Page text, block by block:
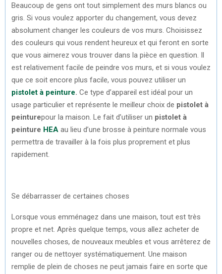
Beaucoup de gens ont tout simplement des murs blancs ou
gris. Si vous voulez apporter du changement, vous devez
absolument changer les couleurs de vos murs. Choisissez
des couleurs qui vous rendent heureux et qui feront en sorte
que vous aimerez vous trouver dans la pièce en question. Il
est relativement facile de peindre vos murs, et si vous voulez
que ce soit encore plus facile, vous pouvez utiliser un
pistolet à peinture. Ce type d’appareil est idéal pour un
usage particulier et représente le meilleur choix de pistolet à
peinturepour la maison. Le fait d’utiliser un pistolet à
peinture HEA au lieu d’une brosse à peinture normale vous
permettra de travailler à la fois plus proprement et plus
rapidement.
Se débarrasser de certaines choses
Lorsque vous emménagez dans une maison, tout est très
propre et net. Après quelque temps, vous allez acheter de
nouvelles choses, de nouveaux meubles et vous arrêterez de
ranger ou de nettoyer systématiquement. Une maison
remplie de plein de choses ne peut jamais faire en sorte que